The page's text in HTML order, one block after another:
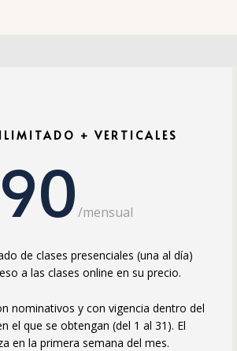
+ VERTICALES
90/mensual
de clases presenciales (una al día)
a las clases online en su precio.
nominativos y con vigencia dentro del
el que se obtengan (del 1 al 31). El
en la primera semana del mes.